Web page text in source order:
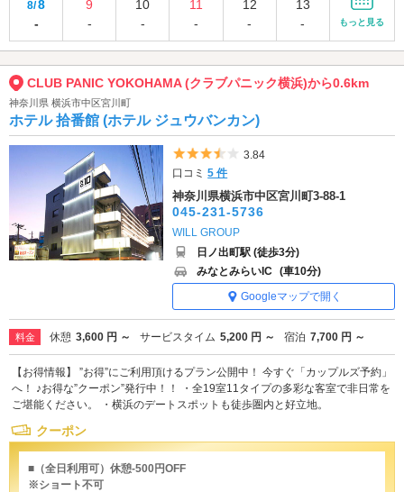
8/8
-
9
-
10
-
11
-
12
-
13
-
もっと見る
CLUB PANIC YOKOHAMA (クラブパニック横浜)から0.6km
神奈川県 横浜市中区宮川町
ホテル 拾番館 (ホテル ジュウバンカン)
5つ星のうち3.5
3.84
口コミ5 件
神奈川県横浜市中区宮川町3-88-1
045-231-5736
WILL GROUP
日ノ出町駅 (徒歩3分)
みなとみらいIC (車10分)
Googleマップで開く
料金 休憩 3,600 円 ～ サービスタイム 5,200 円 ～ 宿泊 7,700 円 ～
【お得情報】 ”お得”にご利用頂けるプラン公開中！ 今すぐ「カップルズ予約」
へ！ ♪お得な”クーポン”発行中！！ ・全19室11タイプの多彩な客室で非日常を
ご堪能ください。 ・横浜のデートスポットも徒歩圏内と好立地。
クーポン
■（全日利用可）休憩-500円OFF
※ショート不可